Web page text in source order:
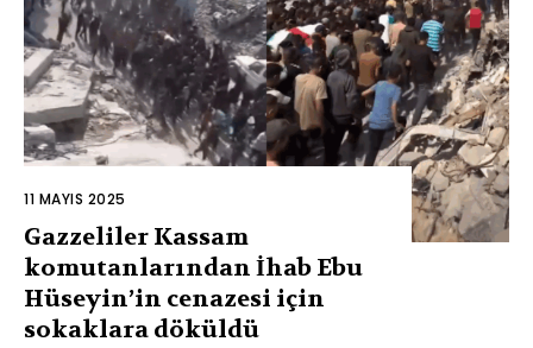
11 MAYIS 2025
Gazzeliler Kassam
komutanlarından İhab Ebu
Hüseyin’in cenazesi için
sokaklara döküldü